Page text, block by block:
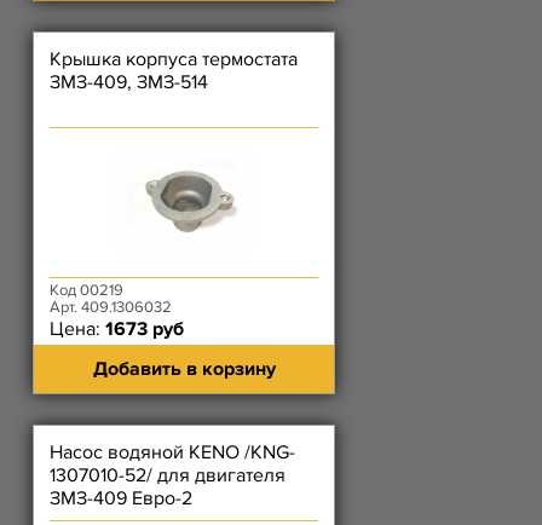
Крышка корпуса термостата
ЗМЗ-409, ЗМЗ-514
Код 00219
Арт. 409.1306032
Цена: 1673 руб
Добавить в корзину
Насос водяной KENO /KNG-
1307010-52/ для двигателя
ЗМЗ-409 Евро-2